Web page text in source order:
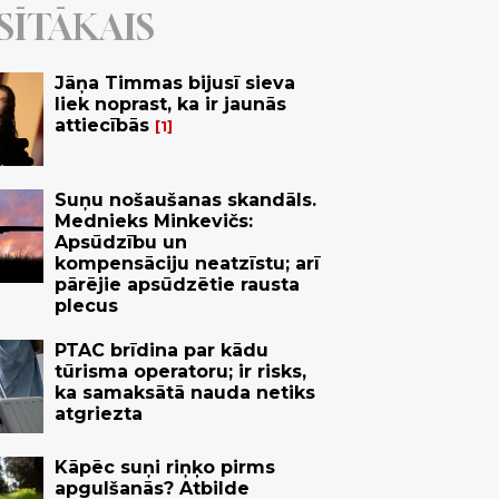
Jāņa Timmas bijusī sieva
liek noprast, ka ir jaunās
attiecībās
1
Suņu nošaušanas skandāls.
Mednieks Minkevičs:
Apsūdzību un
kompensāciju neatzīstu; arī
pārējie apsūdzētie rausta
plecus
PTAC brīdina par kādu
tūrisma operatoru; ir risks,
ka samaksātā nauda netiks
atgriezta
Kāpēc suņi riņķo pirms
apgulšanās? Atbilde